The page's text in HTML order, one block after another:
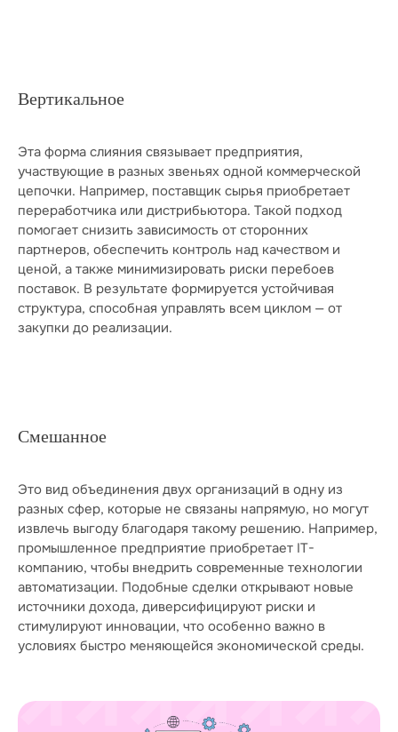
Вертикальное
Эта форма слияния связывает предприятия,
участвующие в разных звеньях одной коммерческой
цепочки. Например, поставщик сырья приобретает
переработчика или дистрибьютора. Такой подход
помогает снизить зависимость от сторонних
партнеров, обеспечить контроль над качеством и
ценой, а также минимизировать риски перебоев
поставок. В результате формируется устойчивая
структура, способная управлять всем циклом — от
закупки до реализации.
Смешанное
Это вид объединения двух организаций в одну из
разных сфер, которые не связаны напрямую, но могут
извлечь выгоду благодаря такому решению. Например,
промышленное предприятие приобретает IT-
компанию, чтобы внедрить современные технологии
автоматизации. Подобные сделки открывают новые
источники дохода, диверсифицируют риски и
стимулируют инновации, что особенно важно в
условиях быстро меняющейся экономической среды.